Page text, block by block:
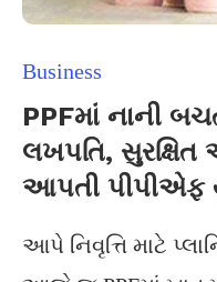
Business
PPFમાં નાની
લખપતિ,
આપતી પીપીએફ
આપે નિવૃત્તિ માટે